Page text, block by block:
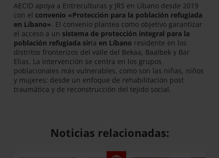
AECID apoya a Entreculturas y JRS en Líbano desde 2019
con el convenio «Protección para la población refugiada
en Líbano». El convenio plantea como objetivo garantizar
el acceso a un sistema de protección integral para la
población refugiada siria en Líbano residente en los
distritos fronterizos del valle del Bekaa, Baalbek y Bar
Elias. La intervención se centra en los grupos
poblacionales más vulnerables, como son las niñas, niños
y mujeres; desde un enfoque de rehabilitación post
traumática y de reconstrucción del tejido social.
Noticias relacionadas: